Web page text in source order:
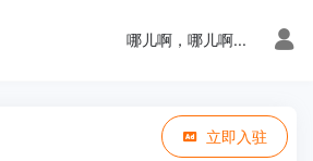
哪儿啊，哪儿啊...
立即入驻